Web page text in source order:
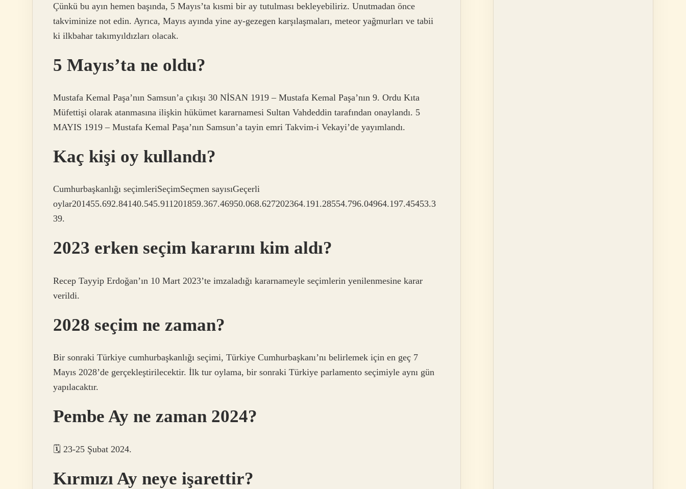
Çünkü bu ayın hemen başında, 5 Mayıs’ta kısmi bir ay tutulması bekleyebiliriz. Unutmadan önce
takviminize not edin. Ayrıca, Mayıs ayında yine ay-gezegen karşılaşmaları, meteor yağmurları ve tabii
ki ilkbahar takımyıldızları olacak.
5 Mayıs’ta ne oldu?
Mustafa Kemal Paşa’nın Samsun’a çıkışı 30 NİSAN 1919 – Mustafa Kemal Paşa’nın 9. Ordu Kıta
Müfettişi olarak atanmasına ilişkin hükümet kararnamesi Sultan Vahdeddin tarafından onaylandı. 5
MAYIS 1919 – Mustafa Kemal Paşa’nın Samsun’a tayin emri Takvim-i Vekayi’de yayımlandı.
Kaç kişi oy kullandı?
Cumhurbaşkanlığı seçimleriSeçimSeçmen sayısıGeçerli
oylar201455.692.84140.545.911201859.367.46950.068.627202364.191.28554.796.04964.197.45453.3
39.
2023 erken seçim kararını kim aldı?
Recep Tayyip Erdoğan’ın 10 Mart 2023’te imzaladığı kararnameyle seçimlerin yenilenmesine karar
verildi.
2028 seçim ne zaman?
Bir sonraki Türkiye cumhurbaşkanlığı seçimi, Türkiye Cumhurbaşkanı’nı belirlemek için en geç 7
Mayıs 2028’de gerçekleştirilecektir. İlk tur oylama, bir sonraki Türkiye parlamento seçimiyle aynı gün
yapılacaktır.
Pembe Ay ne zaman 2024?
🗓 23-25 ​​Şubat 2024.
Kırmızı Ay neye işarettir?